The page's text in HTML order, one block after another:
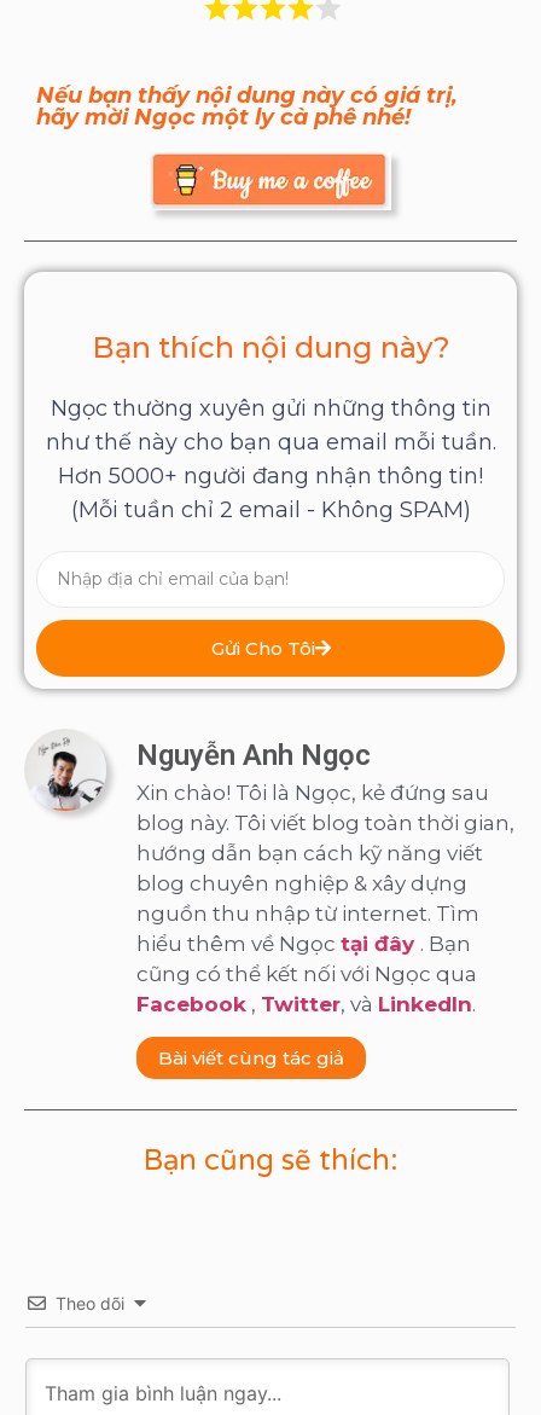
Nếu bạn thấy nội dung này có giá trị,
hãy mời Ngọc một ly cà phê nhé!
Bạn thích nội dung này?
Ngọc thường xuyên gửi những thông tin
như thế này cho bạn qua email mỗi tuần.
Hơn 5000+ người đang nhận thông tin!
(Mỗi tuần chỉ 2 email - Không SPAM)
Gửi Cho Tôi
Nguyễn Anh Ngọc
Xin chào! Tôi là Ngọc, kẻ đứng sau
blog này. Tôi viết blog toàn thời gian,
hướng dẫn bạn cách kỹ năng viết
blog chuyên nghiệp & xây dựng
nguồn thu nhập từ internet. Tìm
hiểu thêm về Ngọc tại đây . Bạn
cũng có thể kết nối với Ngọc qua
Facebook , Twitter, và LinkedIn.
Bài viết cùng tác giả
Bạn cũng sẽ thích:
Theo dõi